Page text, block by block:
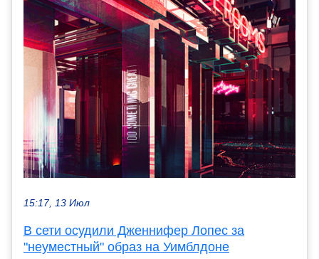
15:17, 13 Июл
В сети осудили Дженнифер Лопес за
"неуместный" образ на Уимблдоне